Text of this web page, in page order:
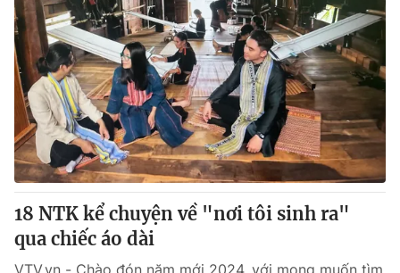
Thế giới
Tin tức
Thế giới đó đây
Câu chuyện quốc tế
Kinh tế
Tài chính
Thị trường
Góc doanh nghiệp
Dữ liệu và đời sống
Truyền hình
Phim VTV
Hậu trường
Giải trí
18 NTK kể chuyện về "nơi tôi sinh ra"
qua chiếc áo dài
VTV.vn - Chào đón năm mới 2024, với mong muốn tìm